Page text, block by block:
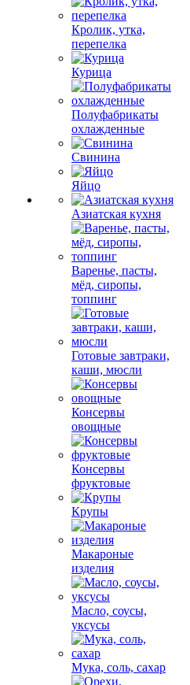
Кролик, утка,
перепелка
Курица
Полуфабрикаты
охлажденные
Свинина
Яйцо
Азиатская кухня
Варенье, пасты,
мёд, сиропы,
топпинг
Готовые завтраки,
каши, мюсли
Консервы
овощные
Консервы
фруктовые
Крупы
Макароные
изделия
Масло, соусы,
уксусы
Мука, соль, сахар